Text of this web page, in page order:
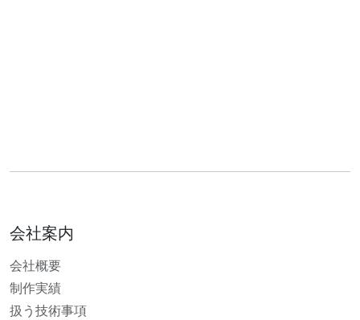
会社案内
会社概要
制作実績
扱う技術事項